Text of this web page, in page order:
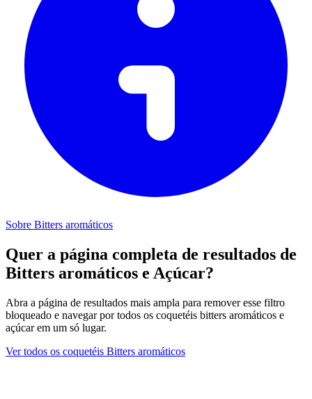
Sobre Bitters aromáticos
Quer a página completa de resultados de
Bitters aromáticos e Açúcar?
Abra a página de resultados mais ampla para remover esse filtro
bloqueado e navegar por todos os coquetéis bitters aromáticos e
açúcar em um só lugar.
Ver todos os coquetéis Bitters aromáticos